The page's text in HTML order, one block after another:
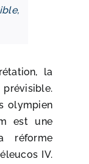
,
la
olympien
est une
réforme
IV.